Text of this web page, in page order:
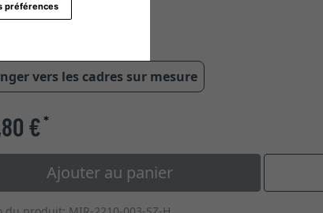
préférences
vers les cadres sur mesure
€*
Ajouter au panier